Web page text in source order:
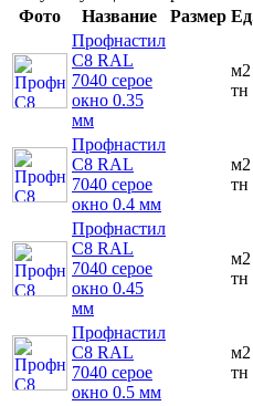
Фото
Название Размер
Профнастил
С8 RAL
7040 серое
окно 0.35
мм
м2
тн
Профнастил
С8 RAL
7040 серое
окно 0.4 мм
м2
тн
Профнастил
С8 RAL
7040 серое
окно 0.45
мм
м2
тн
Профнастил
С8 RAL
7040 серое
окно 0.5 мм
м2
тн